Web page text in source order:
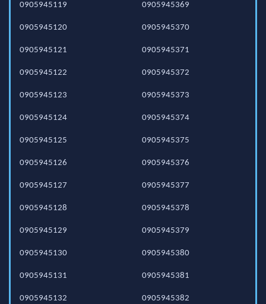
0905945119
0905945120
0905945121
0905945122
0905945123
0905945124
0905945125
0905945126
0905945127
0905945128
0905945129
0905945130
0905945131
0905945132
0905945369
0905945370
0905945371
0905945372
0905945373
0905945374
0905945375
0905945376
0905945377
0905945378
0905945379
0905945380
0905945381
0905945382